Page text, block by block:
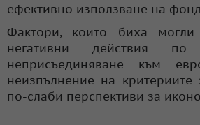
ефективно използване на
Фактори, които биха
негативни действия по
неприсъединяване към
неизпълнение на критериите
по-слаби перспективи за